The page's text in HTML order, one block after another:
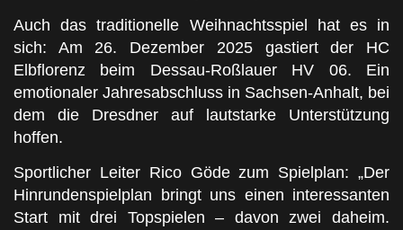
Auch das traditionelle Weihnachtsspiel hat es in
sich: Am 26. Dezember 2025 gastiert der HC
Elbflorenz beim Dessau-Roßlauer HV 06. Ein
emotionaler Jahresabschluss in Sachsen-Anhalt, bei
dem die Dresdner auf lautstarke Unterstützung
hoffen.
Sportlicher Leiter Rico Göde zum Spielplan: „Der
Hinrundenspielplan bringt uns einen interessanten
Start mit drei Topspielen – davon zwei daheim.